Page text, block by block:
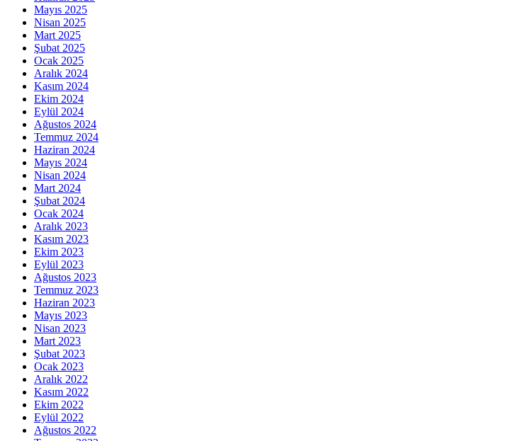
Mayıs 2025
Nisan 2025
Mart 2025
Şubat 2025
Ocak 2025
Aralık 2024
Kasım 2024
Ekim 2024
Eylül 2024
Ağustos 2024
Temmuz 2024
Haziran 2024
Mayıs 2024
Nisan 2024
Mart 2024
Şubat 2024
Ocak 2024
Aralık 2023
Kasım 2023
Ekim 2023
Eylül 2023
Ağustos 2023
Temmuz 2023
Haziran 2023
Mayıs 2023
Nisan 2023
Mart 2023
Şubat 2023
Ocak 2023
Aralık 2022
Kasım 2022
Ekim 2022
Eylül 2022
Ağustos 2022